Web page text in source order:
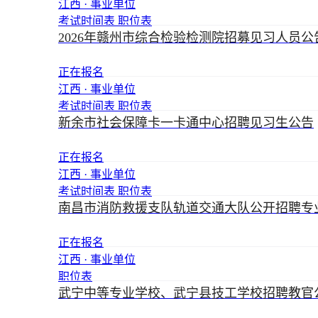
江西 · 事业单位
考试时间表 职位表
2026年赣州市综合检验检测院招募见习人员公
正在报名
江西 · 事业单位
考试时间表 职位表
新余市社会保障卡一卡通中心招聘见习生公告
正在报名
江西 · 事业单位
考试时间表 职位表
南昌市消防救援支队轨道交通大队公开招聘专
正在报名
江西 · 事业单位
职位表
武宁中等专业学校、武宁县技工学校招聘教官